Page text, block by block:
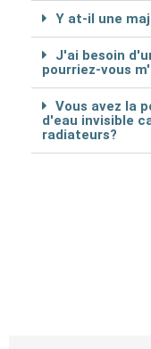
Y at-il une
J'ai besoin
pourriez-vous
Vous avez la
d'eau invisible
radiateurs?